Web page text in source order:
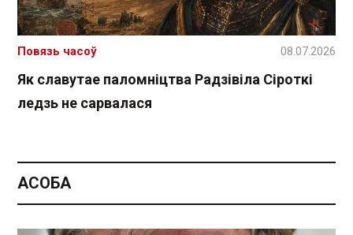
Як славутае паломніцтва Радзівіла Сіроткі
ледзь не сарвалася
Повязь часоў 08.07.2026
АСОБА